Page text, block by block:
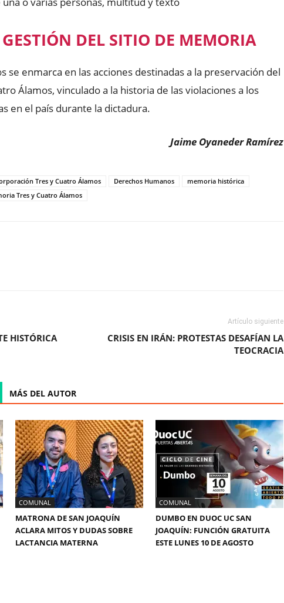
DEL SITIO DE MEMORIA
se enmarca en las acciones destinadas a la preservación del
Álamos, vinculado a la historia de las violaciones a los
en el país durante la dictadura.
Jaime Oyaneder Ramírez
Tres y Cuatro Álamos Derechos Humanos
memoria histórica
Tres y Cuatro Álamos
HISTÓRICA
Artículo siguiente
CRISIS EN IRÁN: PROTESTAS DESAFÍAN LA
TEOCRACIA
MÁS DEL AUTOR
COMUNAL
MATRONA DE SAN JOAQUÍN
ACLARA MITOS Y DUDAS SOBRE
LACTANCIA MATERNA
COMUNAL
DUMBO EN DUOC UC SAN
JOAQUÍN: FUNCIÓN GRATUITA
ESTE LUNES 10 DE AGOSTO